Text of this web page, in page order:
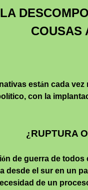
COUSAS
están cada vez
ítico, con la
¿RUPTURA
ón de guerra de todos
desde el sur en un pa
de un